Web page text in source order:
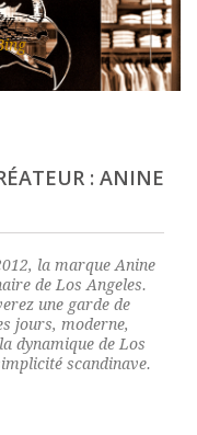
: ANINE
la marque Anine
de Los Angeles.
une garde de
jours, moderne,
dynamique de Los
scandinave.